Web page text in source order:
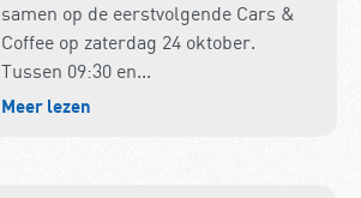
samen op de eerstvolgende Cars &
Coffee op zaterdag 24 oktober.
Tussen 09:30 en...
Meer lezen